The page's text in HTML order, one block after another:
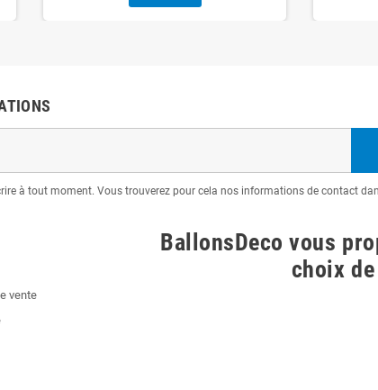
à tout moment. Vous trouverez pour cela nos informations de contact
vente
BallonsDeco vous
choix